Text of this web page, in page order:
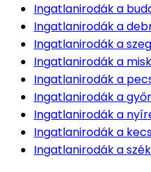
Ingatlanirodáka
Ingatlanirodáka
Ingatlanirodáka
Ingatlanirodáka
Ingatlanirodáka
Ingatlanirodáka
Ingatlanirodáka
Ingatlanirodáka
Ingatlanirodáka